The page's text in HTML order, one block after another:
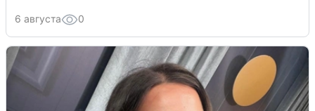
6 августа 0